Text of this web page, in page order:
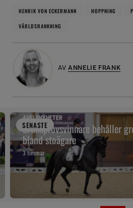
HENRIK VON ECKERMANN HOPPNING
VÄRLDSRANKNING
AV ANNELIE FRANK
SENASTE
AVELSNYHETER
Bruksprovsvinnare behåller
bland stoägare
3 timmar